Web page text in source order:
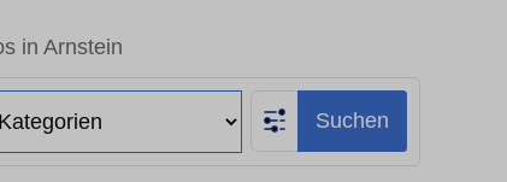
in Arnstein
Suchen